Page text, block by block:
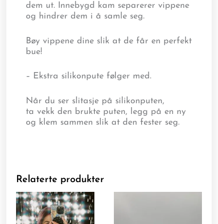
dem ut. Innebygd kam separerer vippene
og hindrer dem i å samle seg.
Bøy vippene dine slik at de får en perfekt
bue!
– Ekstra silikonpute følger med.
Når du ser slitasje på silikonputen,
ta vekk den brukte puten, legg på en ny
og klem sammen slik at den fester seg.
Relaterte produkter